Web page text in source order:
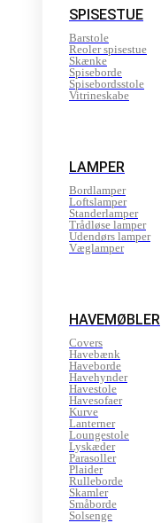
SPISESTUE
Barstole
Reoler spisestue
Skænke
Spiseborde
Spisebordsstole
Vitrineskabe
LAMPER
Bordlamper
Loftslamper
Standerlamper
Trådløse lamper
Udendørs lamper
Væglamper
HAVEMØBLER
Covers
Havebænk
Haveborde
Havehynder
Havestole
Havesofaer
Kurve
Lanterner
Loungestole
Lyskæder
Parasoller
Plaider
Rulleborde
Skamler
Småborde
Solsenge